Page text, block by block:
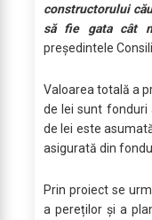
constructorului
să fie gata cât
președintele
Valoarea totală a
de lei sunt fonduri
de lei este
asigurată din
Prin proiect se
a pereților și a